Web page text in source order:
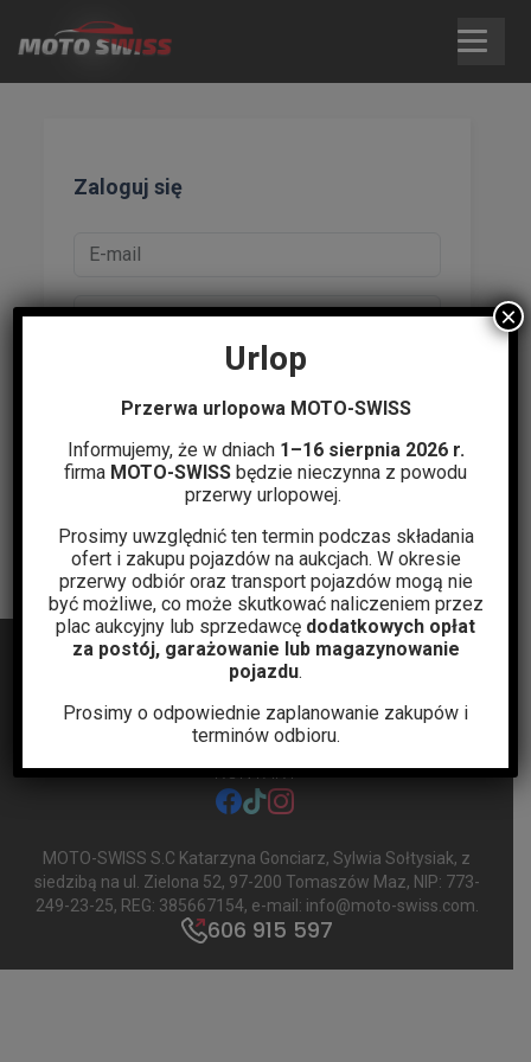
Zaloguj się
Zapamiętaj mnie
Nie pamiętasz hasła?|Zarejestruj się
Zaloguj się
POLITYKA PRYWATNOŚCI
KONTAKT
facebook
tiktokinstagram
MOTO-SWISS S.C Katarzyna Gonciarz, Sylwia Sołtysiak, z
siedzibą na ul. Zielona 52, 97-200 Tomaszów Maz, NIP: 773-
249-23-25, REG: 385667154, e-mail: info@moto-swiss.com.
606 915 597
Urlop
Przerwa urlopowa MOTO-SWISS
Informujemy, że w dniach 1–16 sierpnia 2026 r.
firma MOTO-SWISS będzie nieczynna z powodu
przerwy urlopowej.
Prosimy uwzględnić ten termin podczas składania
ofert i zakupu pojazdów na aukcjach. W okresie
przerwy odbiór oraz transport pojazdów mogą nie
być możliwe, co może skutkować naliczeniem przez
plac aukcyjny lub sprzedawcę dodatkowych opłat
za postój, garażowanie lub magazynowanie
pojazdu.
Prosimy o odpowiednie zaplanowanie zakupów i
terminów odbioru.
×